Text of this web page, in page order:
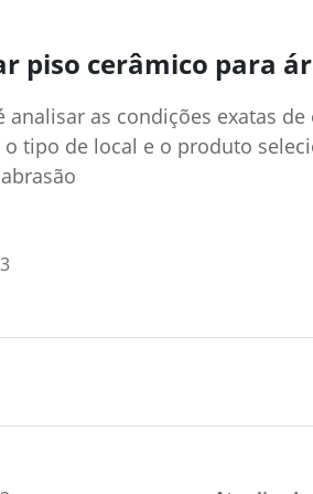
piso cerâmico para
as condições exatas
tipo de local e o produto